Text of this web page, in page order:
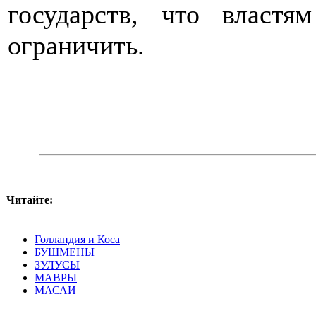
государств, что
ограничить.
Читайте:
Голландия и Коса
БУШМЕНЫ
ЗУЛУСЫ
МАВРЫ
МАСАИ